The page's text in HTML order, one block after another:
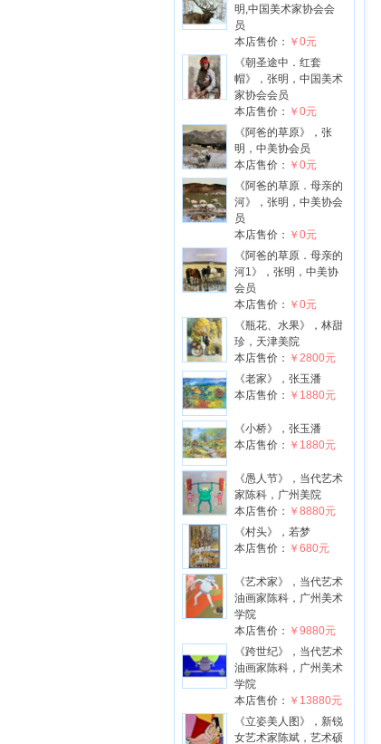
明,中国美术家协会会
员
本店售价： ￥0元
《朝圣途中．红套
帽》，张明，中国美术
家协会会员
本店售价： ￥0元
《阿爸的草原》，张
明，中美协会员
本店售价： ￥0元
《阿爸的草原．母亲的
河》，张明，中美协会
员
本店售价： ￥0元
《阿爸的草原．母亲的
河1》，张明，中美协
会员
本店售价： ￥0元
《瓶花、水果》，林甜
珍，天津美院
本店售价： ￥2800元
《老家》，张玉潘
本店售价： ￥1880元
《小桥》，张玉潘
本店售价： ￥1880元
《愚人节》，当代艺术
家陈科，广州美院
本店售价： ￥8880元
《村头》，若梦
本店售价： ￥680元
《艺术家》，当代艺术
油画家陈科，广州美术
学院
本店售价： ￥9880元
《跨世纪》，当代艺术
油画家陈科，广州美术
学院
本店售价： ￥13880元
《立姿美人图》，新锐
女艺术家陈斌，艺术硕